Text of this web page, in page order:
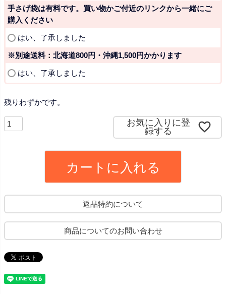
須
手さげ袋は有料です。買い物かご付近のリンクから一緒にご
購入ください
(
須
)
はい、了承しました
※別途送料：北海道800円・沖縄1,500円かかります
はい、了承しました
残りわずかです。
お気に入りに登
録する
カートに入れる
返品特約について
商品についてのお問い合わせ